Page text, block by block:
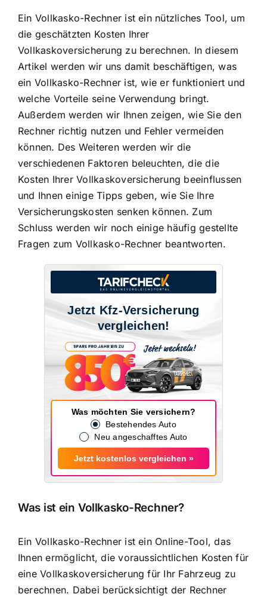
Ein Vollkasko-Rechner ist ein nützliches Tool, um
die geschätzten Kosten Ihrer
Vollkaskoversicherung zu berechnen. In diesem
Artikel werden wir uns damit beschäftigen, was
ein Vollkasko-Rechner ist, wie er funktioniert und
welche Vorteile seine Verwendung bringt.
Außerdem werden wir Ihnen zeigen, wie Sie den
Rechner richtig nutzen und Fehler vermeiden
können. Des Weiteren werden wir die
verschiedenen Faktoren beleuchten, die die
Kosten Ihrer Vollkaskoversicherung beeinflussen
und Ihnen einige Tipps geben, wie Sie Ihre
Versicherungskosten senken können. Zum
Schluss werden wir noch einige häufig gestellte
Fragen zum Vollkasko-Rechner beantworten.
Jetzt Kfz-Versicherung
vergleichen!
Was möchten Sie versichern?
Bestehendes Auto
Neu angeschafftes Auto
Jetzt kostenlos vergleichen »
Was ist ein Vollkasko-Rechner?
Ein Vollkasko-Rechner ist ein Online-Tool, das
Ihnen ermöglicht, die voraussichtlichen Kosten für
eine Vollkaskoversicherung für Ihr Fahrzeug zu
berechnen. Dabei berücksichtigt der Rechner